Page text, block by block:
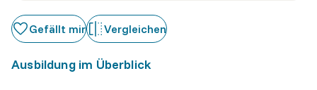
Gefällt mir Vergleichen
Ausbildung im Überblick